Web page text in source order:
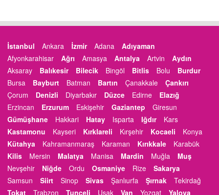
İstanbul Ankara İzmir Adana
Adıyaman
Afyonkarahisar
Ağrı Amasya Antalya Artvin
Aydın
Aksaray
Balıkesir Bilecik Bingöl Bitlis Bolu
Burdur
Bursa
Bayburt Batman Bartın Çanakkale
Çankırı
Çorum
Denizli Diyarbakır Düzce Edirne
Elazığ
Erzincan
Erzurum Eskişehir Gaziantep
Giresun
Gümüşhane
Hakkari Hatay Isparta Iğdır
Kars
Kastamonu
Kayseri Kırklareli Kırşehir Kocaeli
Konya
Kütahya
Kahramanmaraş Karaman Kırıkkale
Karabük
Kilis
Mersin Malatya Manisa Mardin Muğla
Muş
Nevşehir
Niğde Ordu Osmaniye Rize
Sakarya
Samsun
Siirt Sinop Sivas Şanlıurfa Şırnak
Tekirdağ
Tokat
Trabzon Tunceli Uşak Van Yozgat Yalova